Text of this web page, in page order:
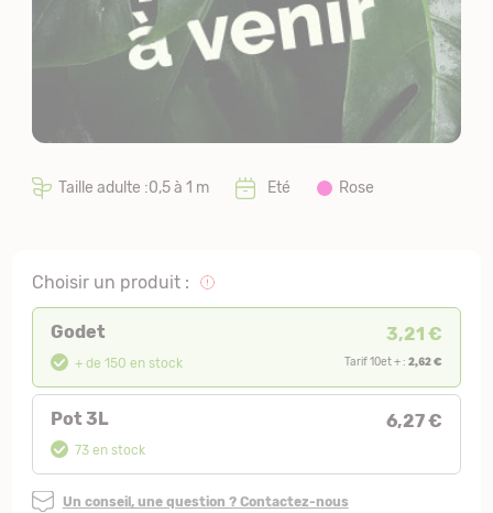
Taille adulte :0,5 à 1 m Eté Rose
Choisir un produit :
Godet 3,21 €
+ de 150 en stock Tarif 10et + :2,62 €
Pot 3L 6,27 €
73 en stock
Un conseil, une question ? Contactez-nous